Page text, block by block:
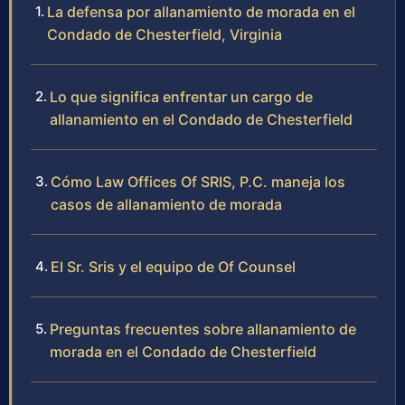
La defensa por allanamiento de morada en el
Condado de Chesterfield, Virginia
Lo que significa enfrentar un cargo de
allanamiento en el Condado de Chesterfield
Cómo Law Offices Of SRIS, P.C. maneja los
casos de allanamiento de morada
El Sr. Sris y el equipo de Of Counsel
Preguntas frecuentes sobre allanamiento de
morada en el Condado de Chesterfield